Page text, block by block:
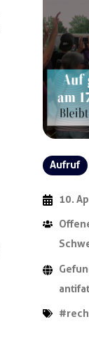
Aufruf
10.